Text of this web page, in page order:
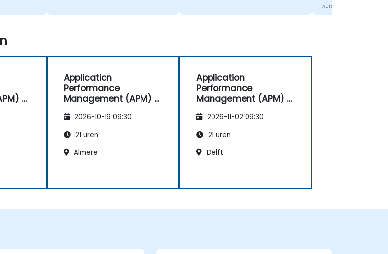
Automatisch vertaald
–
Application
Performance
Management (APM) –
Dynatrace®-
softwareproduct
2026-10-19 09:30
21 uren
Almere
Application
Performance
Management (APM) –
Dynatrace®-
softwareproduct
2026-11-02 09:30
21 uren
Delft